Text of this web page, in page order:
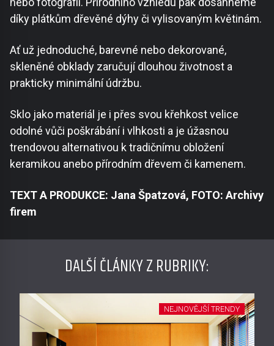
díky plátkům dřevěné dýhy či vylisovaným květinám.
Ať už jednoduché, barevné nebo dekorované,
skleněné obklady zaručují dlouhou životnost a
prakticky minimální údržbu.
Sklo jako materiál je i přes svou křehkost velice
odolné vůči poškrábání i vlhkosti a je úžasnou
trendovou alternativou k tradičnímu obložení
keramikou anebo přírodním dřevem či kamenem.
TEXT A PRODUKCE: Jana Špatzová, FOTO: Archivy
firem
DALŠÍ ČLÁNKY Z RUBRIKY:
NEJNOVĚJŠÍ TRENDY